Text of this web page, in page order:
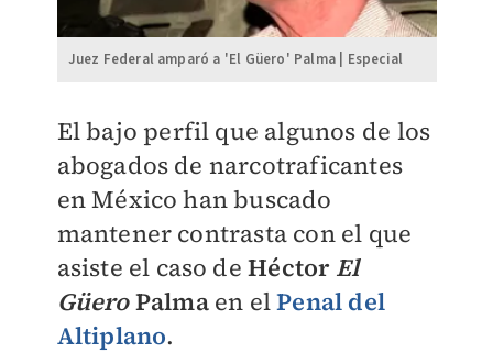
Juez Federal amparó a 'El Güero' Palma | Especial
El bajo perfil que algunos de los
abogados de narcotraficantes
en México han buscado
mantener contrasta con el que
asiste el caso deHéctor El
GüeroPalma en elPenal del
Altiplano.